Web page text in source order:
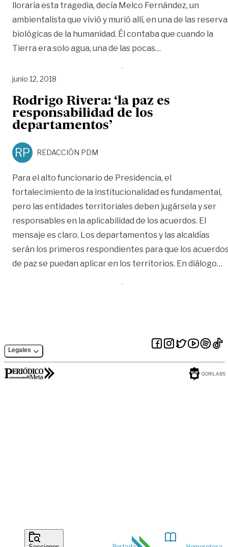
lloraría esta tragedia, decía Melco Fernández, un
ambientalista que vivió y murió allí, en una de las
biológicas de la humanidad. Él contaba que cuando la
Tierra era solo agua, una de las pocas…
junio 12, 2018
Rodrigo Rivera: ‘la paz es
responsabilidad de los
departamentos’
RP REDACCIÓN PDM
Para el alto funcionario de Presidencia, el
fortalecimiento de la institucionalidad es fundamental,
pero las entidades territoriales deben jugársela y ser
responsables en la aplicabilidad de los acuerdos. El
mensaje es claro. Los departamentos y las alcaldías
serán los primeros respondientes para que los
de paz se puedan aplicar en los territorios. En diálogo…
Legales
GORILABS